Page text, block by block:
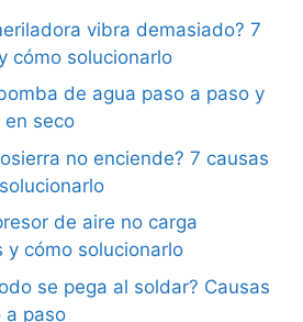
vibra demasiado? 7
cómo solucionarlo
de agua paso a paso y
seco
no enciende? 7 causas
de aire no carga
y cómo solucionarlo
se pega al soldar? Causas
a paso